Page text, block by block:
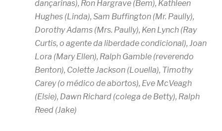
dançarinas), Ron Hargrave (Bem), Kathleen
Hughes (Linda), Sam Buffington (Mr. Paully),
Dorothy Adams (Mrs. Paully), Ken Lynch (Ray
Curtis, o agente da liberdade condicional), Joan
Lora (Mary Ellen), Ralph Gamble (reverendo
Benton), Colette Jackson (Louella), Timothy
Carey (o médico de abortos), Eve McVeagh
(Elsie), Dawn Richard (colega de Betty), Ralph
Reed (Jake)